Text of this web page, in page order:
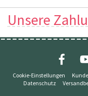
Unsere
Cookie-Einstellungen
Datenschutz